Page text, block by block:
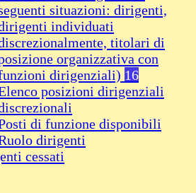
situazioni: dirigenti,
individuati
titolari di
organizzativa con
dirigenziali) 16
posizioni dirigenziali
di funzione disponibili
dirigenti
cessati